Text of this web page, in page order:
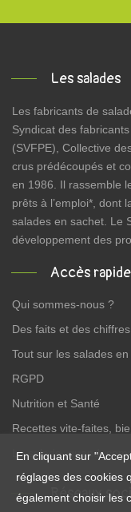
Les salades
Les fabricants de
Syndicat des
(SVFPE), Collective
crus prédécoupés et
en 1986. Il rassemble
prêts à l’emploi*, dont
salades en sachet. Le
développement des
Accès
Qui sommes-nous ?
Des faits et des chiffres
Tout sur les salades
RGPD
Nutrition et Santé
Recettes vite-faites,
La salade, quand,
Réseaux
En cliquant sur
réglages des cookies
également choisir les